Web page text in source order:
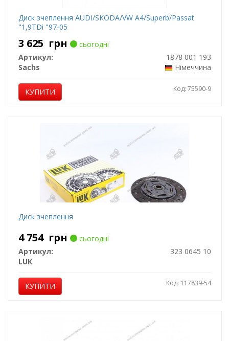
Диск зчеплення AUDI/SKODA/VW A4/Superb/Passat
"1,9TDi "97-05
3 625 грн
сьогодні
Артикул:
1878 001 193
Sachs
Німеччина
КУПИТИ Код: 75590-9
Диск зчеплення
4 754 грн
сьогодні
Артикул:
323 0645 10
LUK
КУПИТИ Код: 117839-54